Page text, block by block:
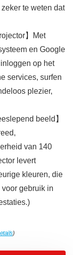
te weten dat
】Met
en Google
op het
services, surfen
plezier,
beeld】
van 140
levert
kleuren, die
gebruik in
)